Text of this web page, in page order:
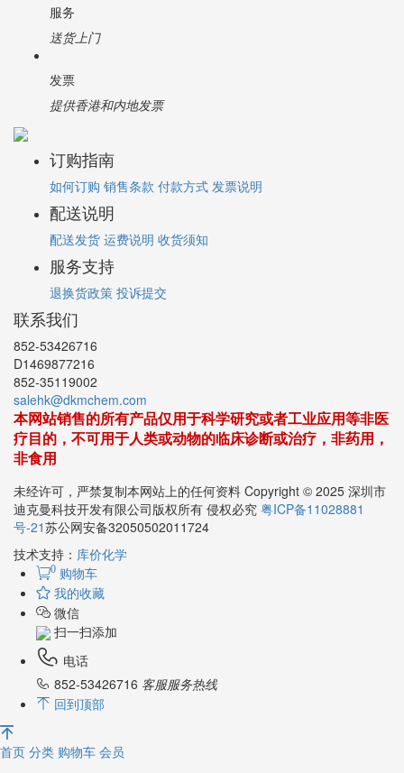
服务
送货上门
发票
提供香港和内地发票
订购指南
如何订购 销售条款 付款方式 发票说明
配送说明
配送发货 运费说明 收货须知
服务支持
退换货政策 投诉提交
联系我们
852-53426716
D1469877216
852-35119002
salehk@dkmchem.com
本网站销售的所有产品仅用于科学研究或者工业应用等非医
疗目的，不可用于人类或动物的临床诊断或治疗，非药用，
非食用
未经许可，严禁复制本网站上的任何资料 Copyright © 2025 深圳市
迪克曼科技开发有限公司版权所有 侵权必究 粤ICP备11028881
号-21苏公网安备32050502011724
技术支持： 库价化学
0 购物车
我的收藏
微信
扫一扫添加
电话
852-53426716 客服服务热线
回到顶部
首页 分类 购物车 会员